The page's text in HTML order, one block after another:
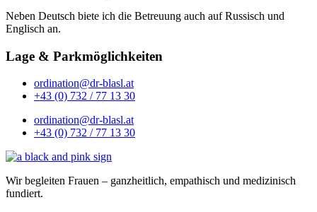
Neben Deutsch biete ich die Betreuung auch auf Russisch und
Englisch an.
Lage & Parkmöglichkeiten
ordination@dr-blasl.at
+43 (0) 732 / 77 13 30
ordination@dr-blasl.at
+43 (0) 732 / 77 13 30
Wir begleiten Frauen – ganzheitlich, empathisch und medizinisch
fundiert.